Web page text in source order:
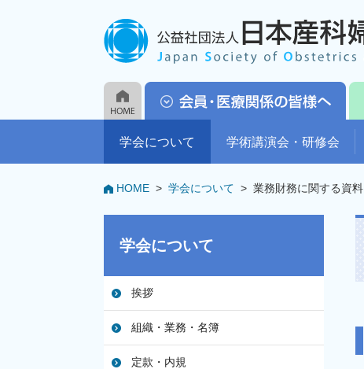
学会について 学術講演会・研修会
学会について
挨拶
組織・業務・名簿
定款・内規
HOME > 学会について > 業務財務に関する資料